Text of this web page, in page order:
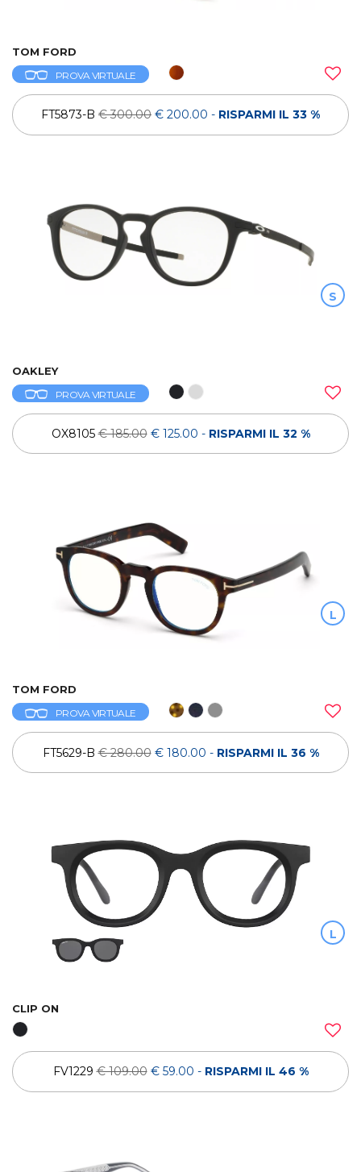
TOM FORD
PROVA VIRTUALE
FT5873-B € 300.00 € 200.00 - RISPARMI IL 33 %
S
OAKLEY
PROVA VIRTUALE
OX8105€ 185.00 € 125.00 - RISPARMI IL 32 %
L
TOM FORD
PROVA VIRTUALE
FT5629-B€ 280.00 € 180.00 - RISPARMI IL 36 %
L
CLIP ON
FV1229€ 109.00 € 59.00 - RISPARMI IL 46 %